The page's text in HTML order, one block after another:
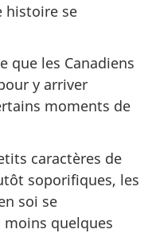
histoire se
que les Canadiens
y arriver
moments de
caractères de
soporifiques, les
soi se
quelques